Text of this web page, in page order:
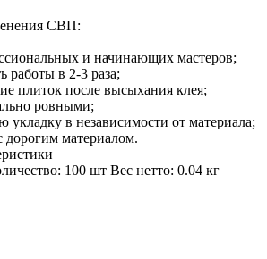
СВП:
и начинающих мастеров;
работы в 2-3 раза;
плиток после высыхания клея;
ровными;
укладку в независимости от материала;
дорогим материалом.
100 шт Вес нетто: 0.04 кг